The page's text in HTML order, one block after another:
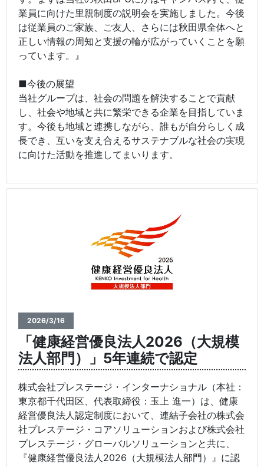
業員に向けた里親制度の説明会を実施しました。今後
は従業員のご家族、ご友人、さらには秋田県全体へと
正しい情報の周知と支援の輪が広がっていくことを願
っています。』
■今後の展望
当社グループは、社会の問題を解決することで貢献
し、社会や地域と共に繁栄できる企業を目指していま
す。今後も地域と連携しながら、誰もが自分らしく成
長でき、互いを支え合えるサステナブルな社会の実現
に向けた活動を推進してまいります。
2026/3/16
「健康経営優良法人2026（大規模
法人部門）」5年連続で認定
株式会社プレステージ・インターナショナル（本社：
東京都千代田区、代表取締役：玉上 進一）は、健康
経営優良法人認定制度において、連結子会社の株式会
社プレステージ・コアソリューションおよび株式会社
プレステージ・グローバルソリューションと共に、
『健康経営優良法人2026（大規模法人部門）』に認